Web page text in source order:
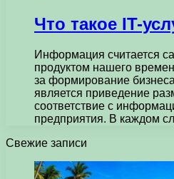
Что такое IT-
Информация считается
продуктом нашего
за формирование
является приведение
соответствие с
предприятия. В каждом
Свежие записи